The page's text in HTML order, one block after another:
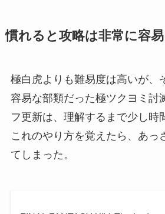
慣れると攻略は非常に容易
極白虎よりも難易度は高いが、
容易な部類だった極ツクヨミ討
フ更新は、理解するまで少し時
これのやり方を覚えたら、あっ
てしまった。